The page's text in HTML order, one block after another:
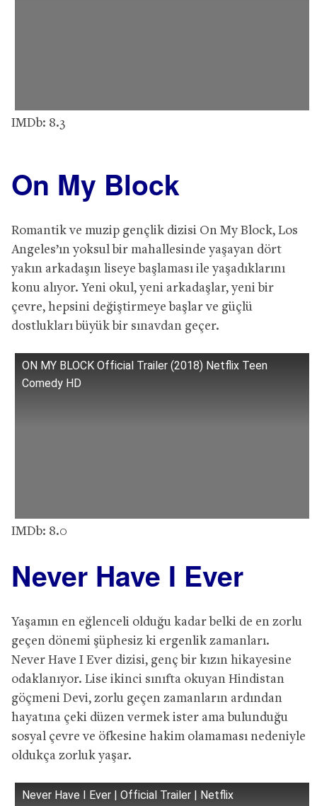
IMDb: 8.3
On My Block
Romantik ve muzip gençlik dizisi On My Block, Los
Angeles’ın yoksul bir mahallesinde yaşayan dört
yakın arkadaşın liseye başlaması ile yaşadıklarını
konu alıyor. Yeni okul, yeni arkadaşlar, yeni bir
çevre, hepsini değiştirmeye başlar ve güçlü
dostlukları büyük bir sınavdan geçer.
ON MY BLOCK Official Trailer (2018) Netflix Teen
Comedy HD
IMDb: 8.0
Never Have I Ever
Yaşamın en eğlenceli olduğu kadar belki de en zorlu
geçen dönemi şüphesiz ki ergenlik zamanları.
Never Have I Ever dizisi, genç bir kızın hikayesine
odaklanıyor. Lise ikinci sınıfta okuyan Hindistan
göçmeni Devi, zorlu geçen zamanların ardından
hayatına çeki düzen vermek ister ama bulunduğu
sosyal çevre ve öfkesine hakim olamaması nedeniyle
oldukça zorluk yaşar.
Never Have I Ever | Official Trailer | Netflix